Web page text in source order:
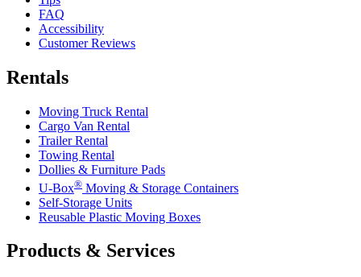
FAQ
Accessibility
Customer Reviews
Rentals
Moving Truck Rental
Cargo Van Rental
Trailer Rental
Towing Rental
Dollies & Furniture Pads
U-Box® Moving & Storage Containers
Self-Storage Units
Reusable Plastic Moving Boxes
Products & Services